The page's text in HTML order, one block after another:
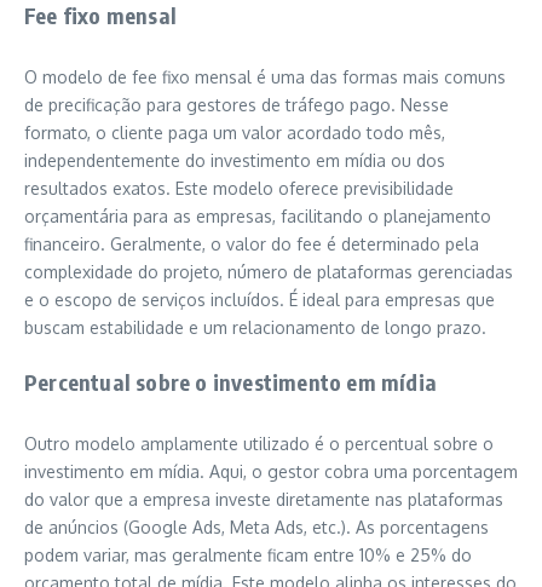
Fee fixo mensal
O modelo de fee fixo mensal é uma das formas mais comuns
de precificação para gestores de tráfego pago. Nesse
formato, o cliente paga um valor acordado todo mês,
independentemente do investimento em mídia ou dos
resultados exatos. Este modelo oferece previsibilidade
orçamentária para as empresas, facilitando o planejamento
financeiro. Geralmente, o valor do fee é determinado pela
complexidade do projeto, número de plataformas gerenciadas
e o escopo de serviços incluídos. É ideal para empresas que
buscam estabilidade e um relacionamento de longo prazo.
Percentual sobre o investimento em mídia
Outro modelo amplamente utilizado é o percentual sobre o
investimento em mídia. Aqui, o gestor cobra uma porcentagem
do valor que a empresa investe diretamente nas plataformas
de anúncios (Google Ads, Meta Ads, etc.). As porcentagens
podem variar, mas geralmente ficam entre 10% e 25% do